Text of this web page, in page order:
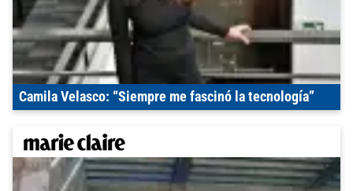
Camila Velasco: “Siempre me fascinó la tecnología”